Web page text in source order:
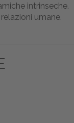
intrinseche.
umane.